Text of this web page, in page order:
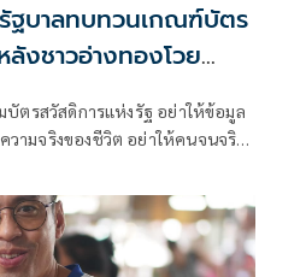
ฐบาลทบทวนเกณฑ์บัตร
งชาวอ่างทองโวย
ตรสวัสดิการแห่งรัฐ อย่าให้ข้อมูล
ามจริงของชีวิต อย่าให้คนจนจริง